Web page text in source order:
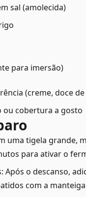
sal (amolecida)
para imersão)
(creme, doce
ou cobertura a gosto
uma tigela grande,
para ativar o
o descanso,
com a